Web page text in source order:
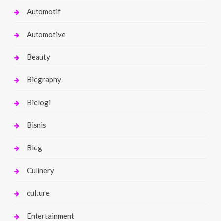
Automotif
Automotive
Beauty
Biography
Biologi
Bisnis
Blog
Culinery
culture
Entertainment